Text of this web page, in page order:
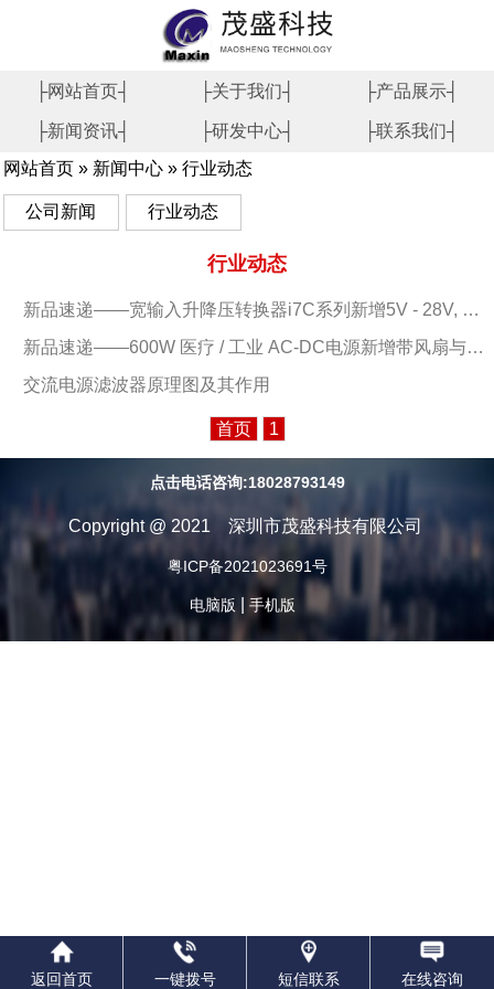
├网站首页┤ ├关于我们┤ ├产品展示┤
├新闻资讯┤ ├研发中心┤
├联系我们┤
网站首页 » 新闻中心 » 行业动态
公司新闻 行业动态
行业动态
新品速递——宽输入升降压转换器i7C系列新增5V - 28V, 12.5A输出型号
新品速递——600W 医疗 / 工业 AC-DC电源新增带风扇与外壳型号
交流电源滤波器原理图及其作用
首页 1
点击电话咨询:18028793149
Copyright @ 2021 深圳市茂盛科技有限公司
粤ICP备2021023691号
电脑版 手机版
返回首页 一键拨号 短信联系 在线咨询